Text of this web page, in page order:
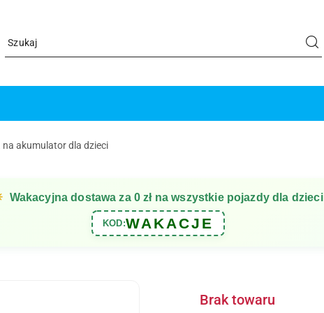
na akumulator dla dzieci
Wakacyjna dostawa za 0 zł na wszystkie pojazdy dla dzieci
KOD:WAKACJE
Brak towaru